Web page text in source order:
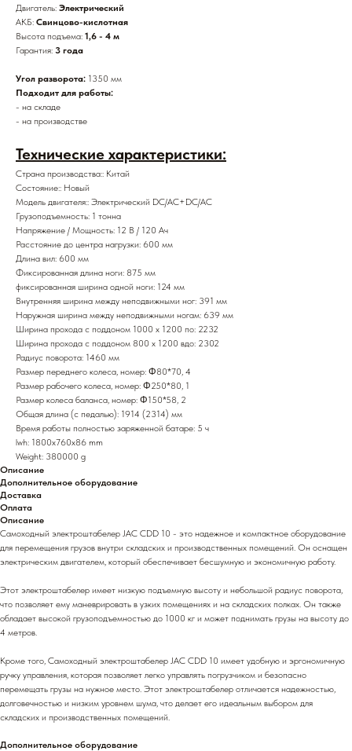
Двигатель: Электрический
АКБ: Свинцово-кислотная
Высота подъема: 1,6 - 4 м
Гарантия: 3 года
Угол разворота: 1350 мм
Подходит для работы:
- на складе
- на производстве
Технические характеристики:
Страна производства:: Китай
Состояние:: Новый
Модель двигателя:: Электрический DC/AC+DC/AC
Грузоподъемность: 1 тонна
Напряжение / Мощность: 12 В / 120 Ач
Расстояние до центра нагрузки: 600 мм
Длина вил: 600 мм
Фиксированная длина ноги: 875 мм
фиксированная ширина одной ноги: 124 мм
Внутренняя ширина между неподвижными ног: 391 мм
Наружная ширина между неподвижными ногам: 639 мм
Ширина прохода с поддоном 1000 x 1200 по: 2232
Ширина прохода с поддоном 800 х 1200 вдо: 2302
Радиус поворота: 1460 мм
Размер переднего колеса, номер: Φ80*70, 4
Размер рабочего колеса, номер: Φ250*80, 1
Размер колеса баланса, номер: Φ150*58, 2
Общая длина (с педалью): 1914 (2314) мм
Время работы полностью заряженной батаре: 5 ч
lwh: 1800x760x86 mm
Weight: 380000 g
Описание
Дополнительное оборудование
Доставка
Оплата
Описание
Самоходный электроштабелер JAC CDD 10 - это надежное и компактное оборудование
для перемещения грузов внутри складских и производственных помещений. Он оснащен
электрическим двигателем, который обеспечивает бесшумную и экономичную работу.
Этот электроштабелер имеет низкую подъемную высоту и небольшой радиус поворота,
что позволяет ему маневрировать в узких помещениях и на складских полках. Он также
обладает высокой грузоподъемностью до 1000 кг и может поднимать грузы на высоту до
4 метров.
Кроме того, Самоходный электроштабелер JAC CDD 10 имеет удобную и эргономичную
ручку управления, которая позволяет легко управлять погрузчиком и безопасно
перемещать грузы на нужное место. Этот электроштабелер отличается надежностью,
долговечностью и низким уровнем шума, что делает его идеальным выбором для
складских и производственных помещений.
Дополнительное оборудование